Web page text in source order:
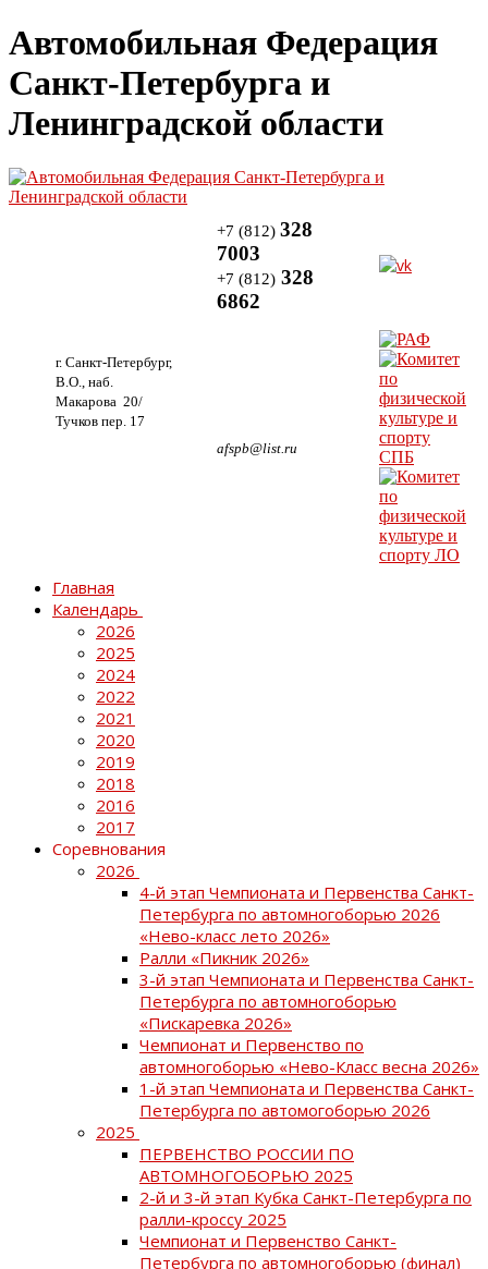
Автомобильная Федерация
Санкт-Петербурга и
Ленинградской области
г. Санкт-Петербург,
В.О., наб.
Макарова 20/
Тучков пер. 17
+7 (812) 328
7003
+7 (812) 328
6862
afspb@list.ru
Главная
Календарь
2026
2025
2024
2022
2021
2020
2019
2018
2016
2017
Соревнования
2026
4-й этап Чемпионата и Первенства Санкт-
Петербурга по автомногоборью 2026
«Нево-класс лето 2026»
Ралли «Пикник 2026»
3-й этап Чемпионата и Первенства Санкт-
Петербурга по автомногоборью
«Пискаревка 2026»
Чемпионат и Первенство по
автомногоборью «Нево-Класс весна 2026»
1-й этап Чемпионата и Первенства Санкт-
Петербурга по автомогоборью 2026
2025
ПЕРВЕНСТВО РОССИИ ПО
АВТОМНОГОБОРЬЮ 2025
2-й и 3-й этап Кубка Санкт-Петербурга по
ралли-кроссу 2025
Чемпионат и Первенство Санкт-
Петербурга по автомногоборью (финал)